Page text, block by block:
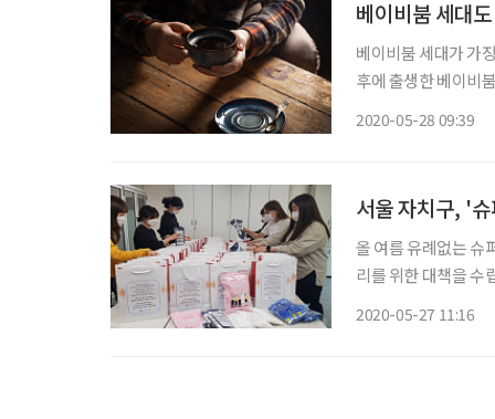
베이비붐 세대
베이비붐 세대가 가
후에 출생한 베이비
2020-05-28 09:39
서울 자치구, '
올 여름 유례없는 슈
리를 위한 대책을
2020-05-27 11:16